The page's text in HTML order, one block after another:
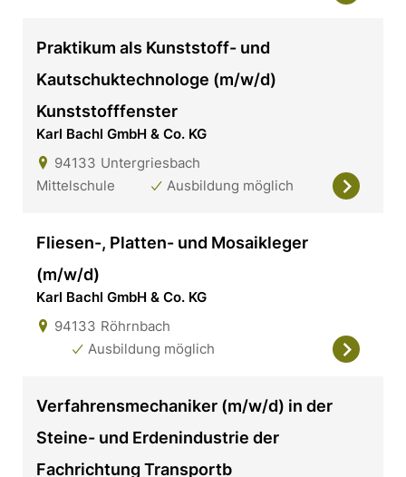
Praktikum als Kunststoff- und
Kautschuktechnologe (m/w/d)
Kunststofffenster
Karl Bachl GmbH & Co. KG
94133 Untergriesbach
Mittelschule
Ausbildung möglich
Fliesen-, Platten- und Mosaikleger
(m/w/d)
Karl Bachl GmbH & Co. KG
94133 Röhrnbach
Ausbildung möglich
Verfahrensmechaniker (m/w/d) in der
Steine- und Erdenindustrie der
Fachrichtung Transportb